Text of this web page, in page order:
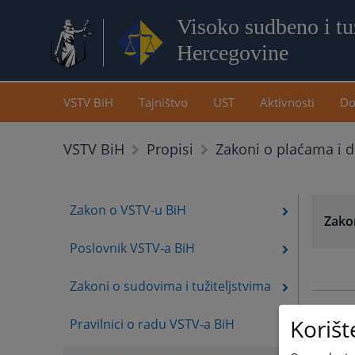
Visoko sudbeno i
Hercegovine
VSTV BiH Tajništvo UST Aktivnosti
VSTV BiH Propisi Zakoni o plaćama i
Zakon o VSTV-u BiH
Poslovnik VSTV-a BiH
Zakoni o sudovima i tužiteljstvima
Pravilnici o radu VSTV-a BiH